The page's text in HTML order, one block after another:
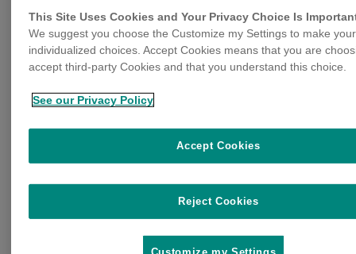
Productos para gatos
Submenu
for
Productos
para
Bravecto® Spot-On para Gatos
This Site Uses Cookies and Your Privacy Choice Is
We suggest you choose the Customize my Settings to make your
individualized choices. Accept Cookies means that you are
accept third-party Cookies and that you understand this choice.
See our Privacy Policy
Reject Cookies
Accept Cookies